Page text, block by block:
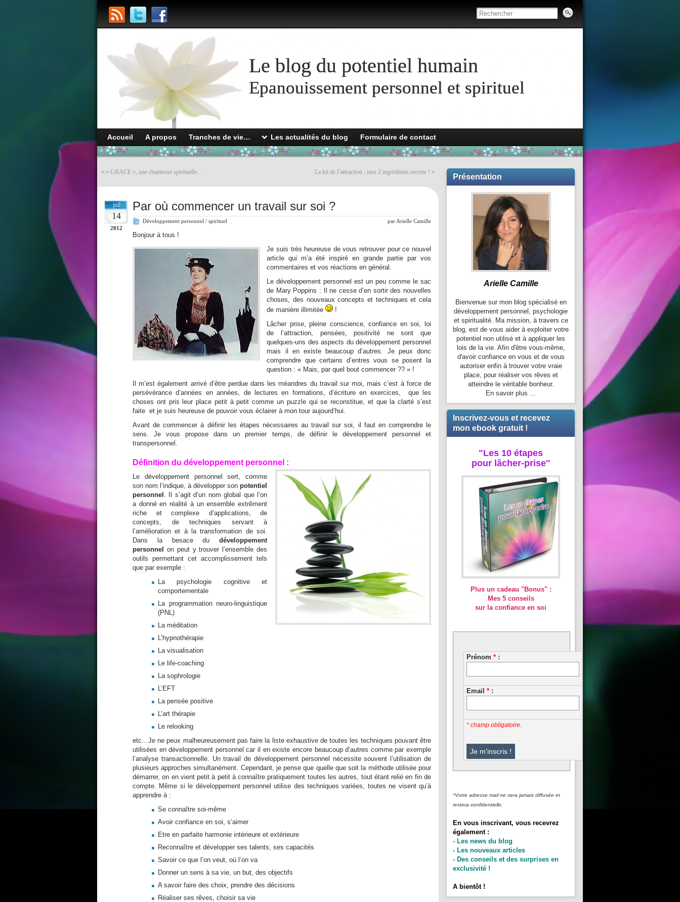
Le blog du potentiel humain
Epanouissement personnel et spirituel
Accueil A propos Tranches de vie… Les actualités du blog Formulaire de contact
« « GRACE », une chanteuse spirituelle… La loi de l’attraction : mes 2 ingrédients secrets ! »
juil
14
2012
Par où commencer un travail sur soi ?
Développement personnel / spirituel par Arielle Camille
Bonjour à tous !
Je suis très heureuse de vous retrouver pour ce nouvel
article qui m’a été inspiré en grande partie par vos
commentaires et vos réactions en général.
Le développement personnel est un peu comme le sac
de Mary Poppins : Il ne cesse d’en sortir des nouvelles
choses, des nouveaux concepts et techniques et cela
de manière illimitée
!
Lâcher prise, pleine conscience, confiance en soi, loi
de l’attraction, pensées, positivité ne sont que
quelques-uns des aspects du développement personnel
mais il en existe beaucoup d’autres. Je peux donc
comprendre que certains d’entres vous se posent la
question : « Mais, par quel bout commencer ?? » !
Il m’est également arrivé d’être perdue dans les méandres du travail sur moi, mais c’est à force de
persévérance d’années en années, de lectures en formations, d’écriture en exercices, que les
choses ont pris leur place petit à petit comme un puzzle qui se reconstitue, et que la clarté s’est
faite et je suis heureuse de pouvoir vous éclairer à mon tour aujourd’hui.
Avant de commencer à définir les étapes nécessaires au travail sur soi, il faut en comprendre le
sens. Je vous propose dans un premier temps, de définir le développement personnel et
transpersonnel.
Définition du développement personnel :
Le développement personnel sert, comme
son nom l’indique, à développer son potentiel
personnel . Il s’agit d’un nom global que l’on
a donné en réalité à un ensemble extrêment
riche et complexe d’applications, de
concepts, de techniques servant à
l’amélioration et à la transformation de soi.
Dans la besace du développement
personnel on peut y trouver l’ensemble des
outils permettant cet accomplissement tels
que par exemple :
La psychologie cognitive et
comportementale
La programmation neuro-linguistique
(PNL)
La méditation
L’hypnothérapie
La visualisation
Le life-coaching
La sophrologie
L’EFT
La pensée positive
L’art thérapie
Le relooking
etc…Je ne peux malheureusement pas faire la liste exhaustive de toutes les techniques pouvant être
utilisées en développement personnel car il en existe encore beaucoup d’autres comme par exemple
l’analyse transactionnelle. Un travail de développement personnel nécessite souvent l’utilisation de
plusieurs approches simultanément. Cependant, je pense que quelle que soit la méthode utilisée pour
démarrer, on en vient petit à petit à connaître pratiquement toutes les autres, tout étant relié en fin de
compte. Même si le développement personnel utilise des techniques variées, toutes ne visent qu’à
apprendre à :
Se connaître soi-même
Avoir confiance en soi, s’aimer
Etre en parfaite harmonie intérieure et extérieure
Reconnaître et développer ses talents, ses capacités
Savoir ce que l’on veut, où l’on va
Donner un sens à sa vie, un but, des objectifs
A savoir faire des choix, prendre des décisions
Réaliser ses rêves, choisir sa vie
Présentation
Arielle Camille
Bienvenue sur mon blog spécialisé en
développement personnel, psychologie
et spiritualité. Ma mission, à travers ce
blog, est de vous aider à exploiter votre
potentiel non utilisé et à appliquer les
lois de la vie. Afin d'être vous-même,
d'avoir confiance en vous et de vous
autoriser enfin à trouver votre vraie
place, pour réaliser vos rêves et
atteindre le véritable bonheur.
En savoir plus ...
Inscrivez-vous et recevez
mon ebook gratuit !
"Les 10 étapes
pour lâcher-prise"
Plus un cadeau "Bonus" :
Mes 5 conseils
sur la confiance en soi
Prénom * :
Email * :
* champ obligatoire.
*Votre adresse mail ne sera jamais diffusée et
restera confidentielle.
En vous inscrivant, vous recevrez
également :
- Les news du blog
- Les nouveaux articles
- Des conseils et des surprises en
exclusivité !
A bientôt !